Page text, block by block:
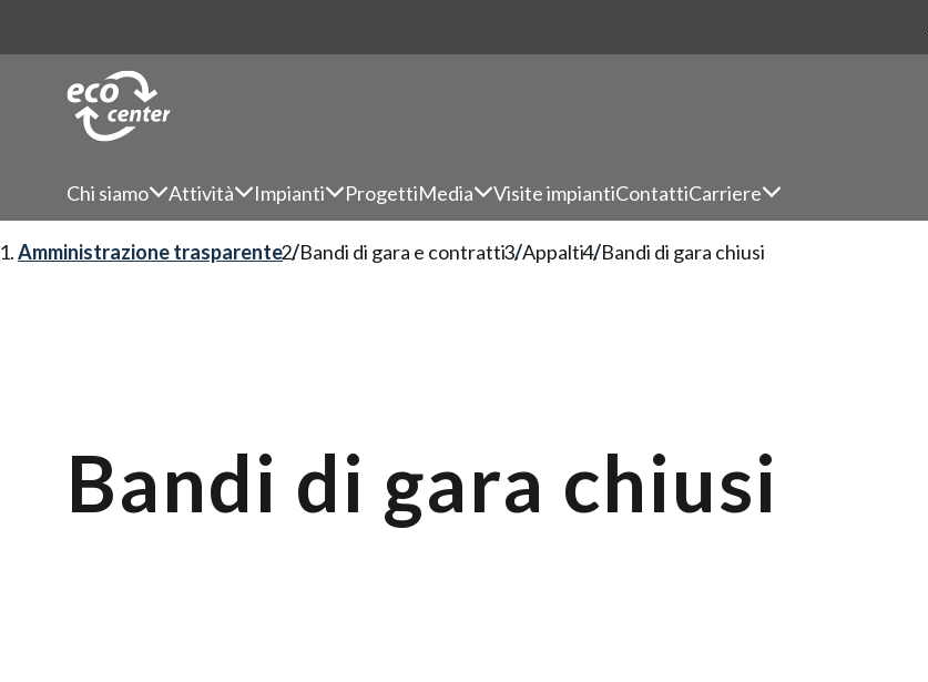
Chi siamo Attività Impianti ProgettiMedia Visite impiantiContattiCarriere
Amministrazione trasparente Bandi di gara e contratti Appalti Bandi di gara chiusi
Bandi di gara chiusi